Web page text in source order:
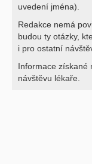
uvedení jména).
Redakce nemá
budou ty otázky,
i pro ostatní
Informace získané
návštěvu lékaře.